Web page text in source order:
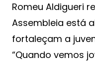
Romeu Aldigueri
Assembleia está
fortaleçam a
“Quando vemos